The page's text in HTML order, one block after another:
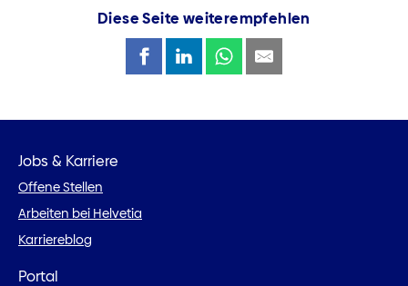
Diese Seite weiterempfehlen
Jobs & Karriere
Offene Stellen
Arbeiten bei Helvetia
Karriereblog
Portal